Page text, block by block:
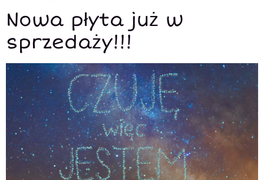
Nowa płyta już w
sprzedaży!!!